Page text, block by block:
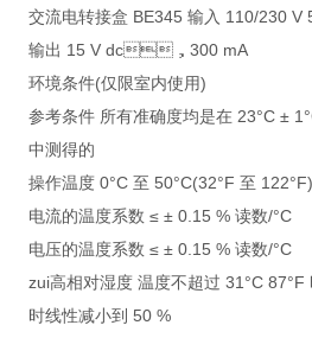
交流电转接盒 BE345 输入 110/230 V
输出 15 V dc，300 mA
环境条件(仅限室内使用)
参考条件 所有准确度均是在 23°C ±
中测得的
操作温度 0°C 至 50°C(32°F 至 122°F)
电流的温度系数 ≤ ± 0.15 % 读数/°C
电压的温度系数 ≤ ± 0.15 % 读数/°C
zui高相对湿度 温度不超过 31°C 87°F 时
时线性减小到 50 %